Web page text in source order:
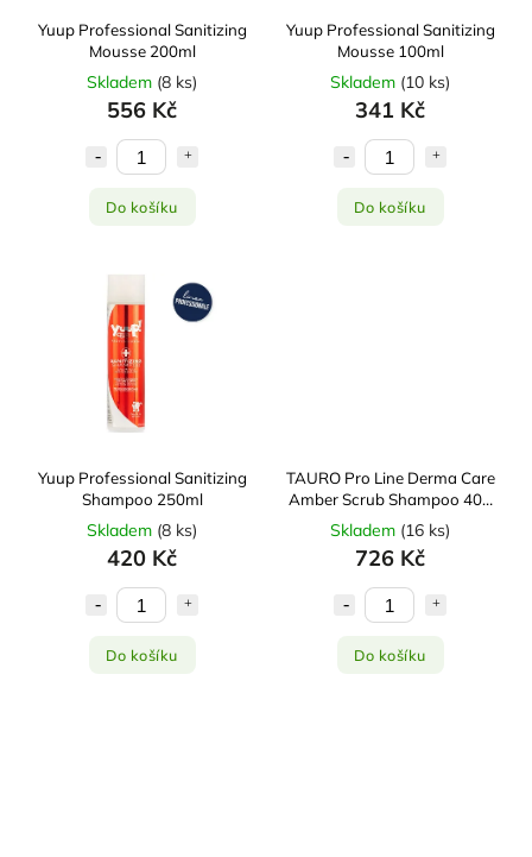
Yuup Professional Sanitizing
Mousse 200ml
Skladem (8 ks)
556 Kč
Do košíku
Yuup Professional Sanitizing
Mousse 100ml
Skladem (10 ks)
341 Kč
Do košíku
Yuup Professional Sanitizing
Shampoo 250ml
Skladem (8 ks)
420 Kč
Do košíku
TAURO Pro Line Derma Care
Amber Scrub Shampoo 400
Skladem (16 ks)
726 Kč
Do košíku